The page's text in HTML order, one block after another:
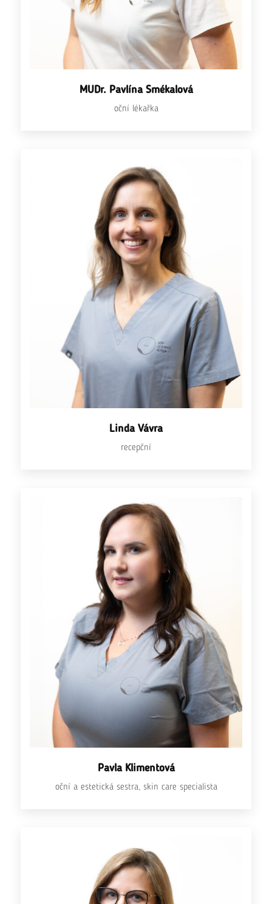
MUDr. Pavlína Smékalová
oční lékařka
Linda Vávra
recepční
Pavla Klimentová
oční a estetická sestra, skin care specialista